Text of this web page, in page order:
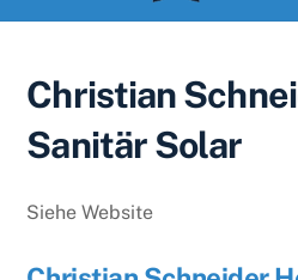
Christian
Sanitär Solar
Siehe Website